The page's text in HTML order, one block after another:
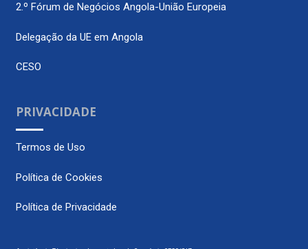
2.º Fórum de Negócios Angola-União Europeia
Delegação da UE em Angola
CESO
PRIVACIDADE
Termos de Uso
Política de Cookies
Política de Privacidade